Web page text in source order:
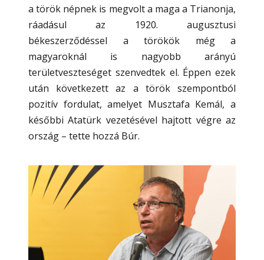
a török népnek is megvolt a maga a Trianonja,
ráadásul az 1920. augusztusi
békeszerződéssel a törökök még a
magyaroknál is nagyobb arányú
területveszteséget szenvedtek el. Éppen ezek
után következett az a török szempontból
pozitív fordulat, amelyet Musztafa Kemál, a
későbbi Atatürk vezetésével hajtott végre az
ország – tette hozzá Búr.